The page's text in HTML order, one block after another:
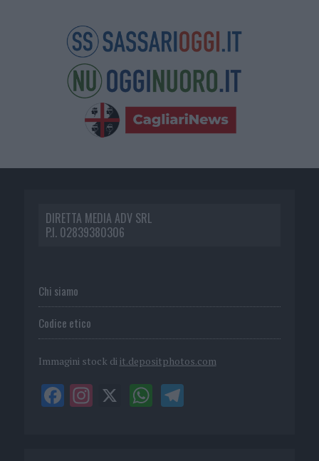
DIRETTA MEDIA ADV SRL
P.I. 02839380306
Chi siamo
Codice etico
Immagini stock di it.depositphotos.com